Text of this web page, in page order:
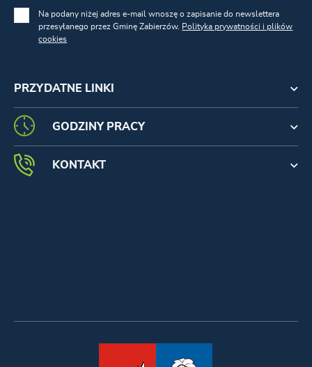
PRZYDATNE LINKI
Na podany niżej adres e-mail wnoszę o zapisanie do newslettera
przesyłanego przez Gminę Zabierzów. Polityka prywatności i plików
cookies
GODZINY PRACY
KONTAKT